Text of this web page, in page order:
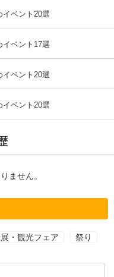
ベント20選
ベント17選
ベント20選
ベント20選
ません。
・観光フェア 祭り